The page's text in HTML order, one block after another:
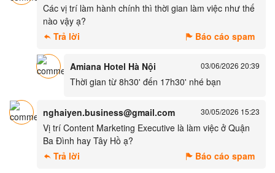
Các vị trí làm hành chính thì thời gian làm việc như thế
nào vậy ạ?
Trả lời
Báo cáo spam
Amiana Hotel Hà Nội 03/06/2026 20:39
Thời gian từ 8h30' đến 17h30' nhé bạn
nghaiyen.business@gmail.com 30/05/2026 15:23
Vị trí Content Marketing Executive là làm việc ở Quận
Ba Đình hay Tây Hồ ạ?
Trả lời
Báo cáo spam